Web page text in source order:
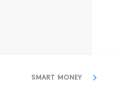
SMART MONEY